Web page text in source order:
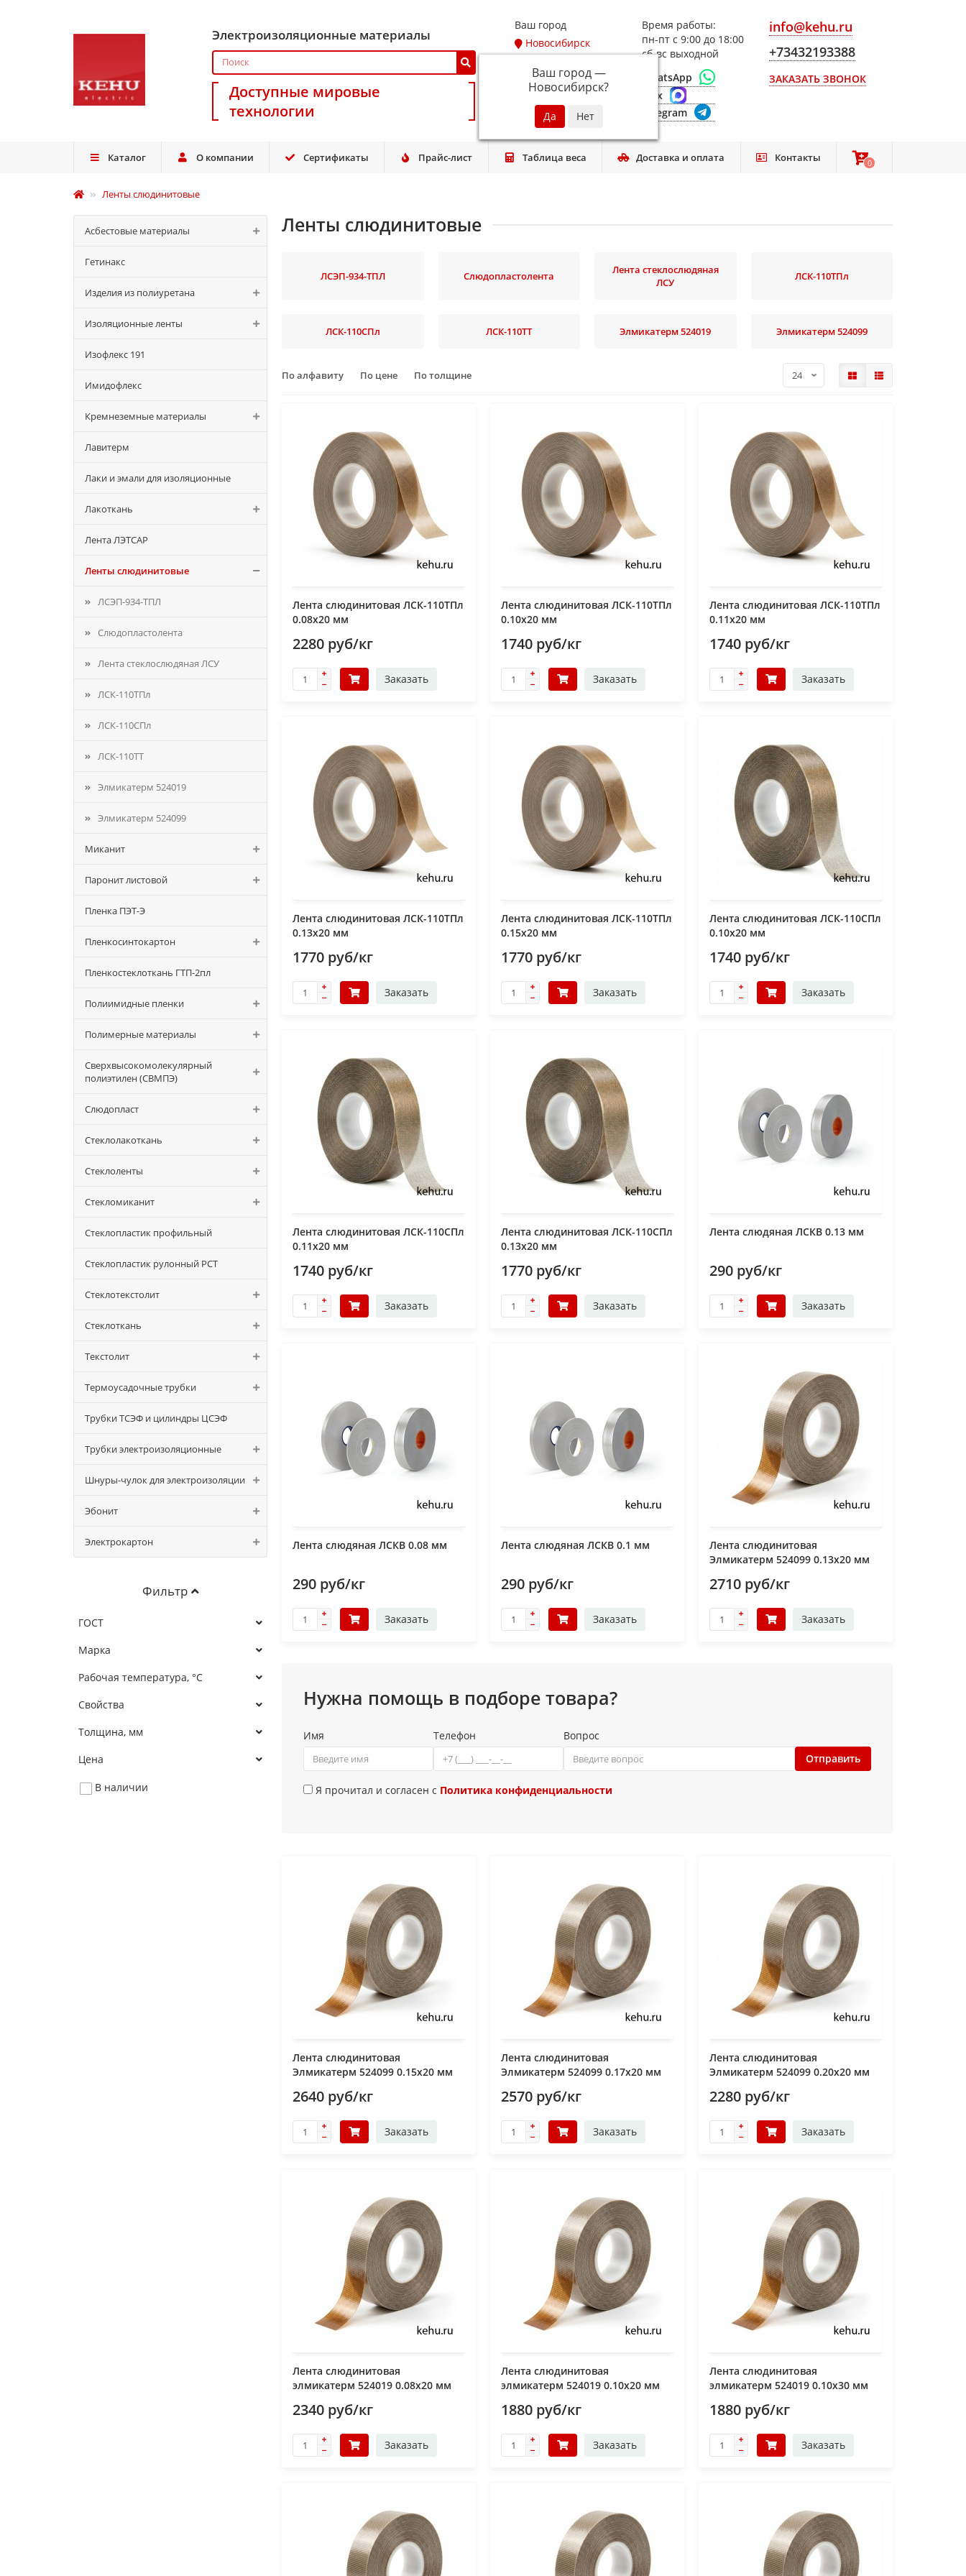
Электроизоляционные материалы
Доступные мировые
технологии
Ваш город
Новосибирск
Ваш город —
Новосибирск?
Время работы:
пн-пт с 9:00 до 18:00
сб-вс выходной
WhatsApp
Max
Telegram
info@kehu.ru
+73432193388
ЗАКАЗАТЬ ЗВОНОК
Каталог О компании Сертификаты Прайс-лист Таблица веса Доставка и оплата Контакты 0
0
Ленты слюдинитовые
Асбестовые материалы
Гетинакс
Изделия из полиуретана
Изоляционные ленты
Изофлекс 191
Имидофлекс
Кремнеземные материалы
Лавитерм
Лаки и эмали для изоляционные
Лакоткань
Лента ЛЭТСАР
Ленты слюдинитовые
ЛСЭП-934-ТПЛ
Слюдопластолента
Лента стеклослюдяная ЛСУ
ЛСК-110ТПл
ЛСК-110СПл
ЛСК-110ТТ
Элмикатерм 524019
Элмикатерм 524099
Миканит
Паронит листовой
Пленка ПЭТ-Э
Пленкосинтокартон
Пленкостеклоткань ГТП-2пл
Полиимидные пленки
Полимерные материалы
Сверхвысокомолекулярный
полиэтилен (СВМПЭ)
Слюдопласт
Стеклолакоткань
Стеклоленты
Стекломиканит
Стеклопластик профильный
Стеклопластик рулонный РСТ
Стеклотекстолит
Стеклоткань
Текстолит
Термоусадочные трубки
Трубки ТСЭФ и цилиндры ЦСЭФ
Трубки электроизоляционные
Шнуры-чулок для электроизоляции
Эбонит
Электрокартон
Фильтр
ГОСТ
Марка
Рабочая температура, °С
Свойства
Толщина, мм
Цена
В наличии
Ленты слюдинитовые
ЛСЭП-934-ТПЛ Слюдопластолента
Лента стеклослюдяная
ЛСУ
ЛСК-110ТПл
ЛСК-110СПл ЛСК-110ТТ Элмикатерм 524019 Элмикатерм 524099
По алфавиту По цене По толщине
Лента слюдинитовая ЛСК-110ТПл
0.08х20 мм
2280 руб/кг
Заказать
Лента слюдинитовая ЛСК-110ТПл
0.10х20 мм
1740 руб/кг
Заказать
Лента слюдинитовая ЛСК-110ТПл
0.11х20 мм
1740 руб/кг
Заказать
Лента слюдинитовая ЛСК-110ТПл
0.13х20 мм
1770 руб/кг
Заказать
Лента слюдинитовая ЛСК-110ТПл
0.15х20 мм
1770 руб/кг
Заказать
Лента слюдинитовая ЛСК-110СПл
0.10х20 мм
1740 руб/кг
Заказать
Лента слюдинитовая ЛСК-110СПл
0.11х20 мм
1740 руб/кг
Заказать
Лента слюдинитовая ЛСК-110СПл
0.13х20 мм
1770 руб/кг
Заказать
Лента слюдяная ЛСКВ 0.13 мм
290 руб/кг
Заказать
Лента слюдяная ЛСКВ 0.08 мм
290 руб/кг
Заказать
Лента слюдяная ЛСКВ 0.1 мм
290 руб/кг
Заказать
Лента слюдинитовая
Элмикатерм 524099 0.13х20 мм
2710 руб/кг
Заказать
Нужна помощь в подборе товара?
Имя Телефон
Вопрос
Отправить
Я прочитал и согласен с Политика конфиденциальности
Лента слюдинитовая
Элмикатерм 524099 0.15х20 мм
2640 руб/кг
Заказать
Лента слюдинитовая
Элмикатерм 524099 0.17х20 мм
2570 руб/кг
Заказать
Лента слюдинитовая
Элмикатерм 524099 0.20х20 мм
2280 руб/кг
Заказать
Лента слюдинитовая
элмикатерм 524019 0.08х20 мм
2340 руб/кг
Заказать
Лента слюдинитовая
элмикатерм 524019 0.10х20 мм
1880 руб/кг
Заказать
Лента слюдинитовая
элмикатерм 524019 0.10х30 мм
1880 руб/кг
Заказать